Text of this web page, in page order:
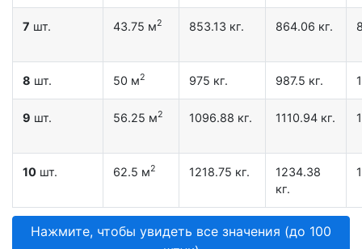
7 шт. 43.75 м2 853.13 кг. 864.06 кг.
8 шт. 50 м2 975 кг. 987.5 кг.
9 шт. 56.25 м2 1096.88 кг. 1110.94 кг.
10 шт. 62.5 м2 1218.75 кг.
1234.38
кг.
Нажмите, чтобы увидеть все значения (до 100